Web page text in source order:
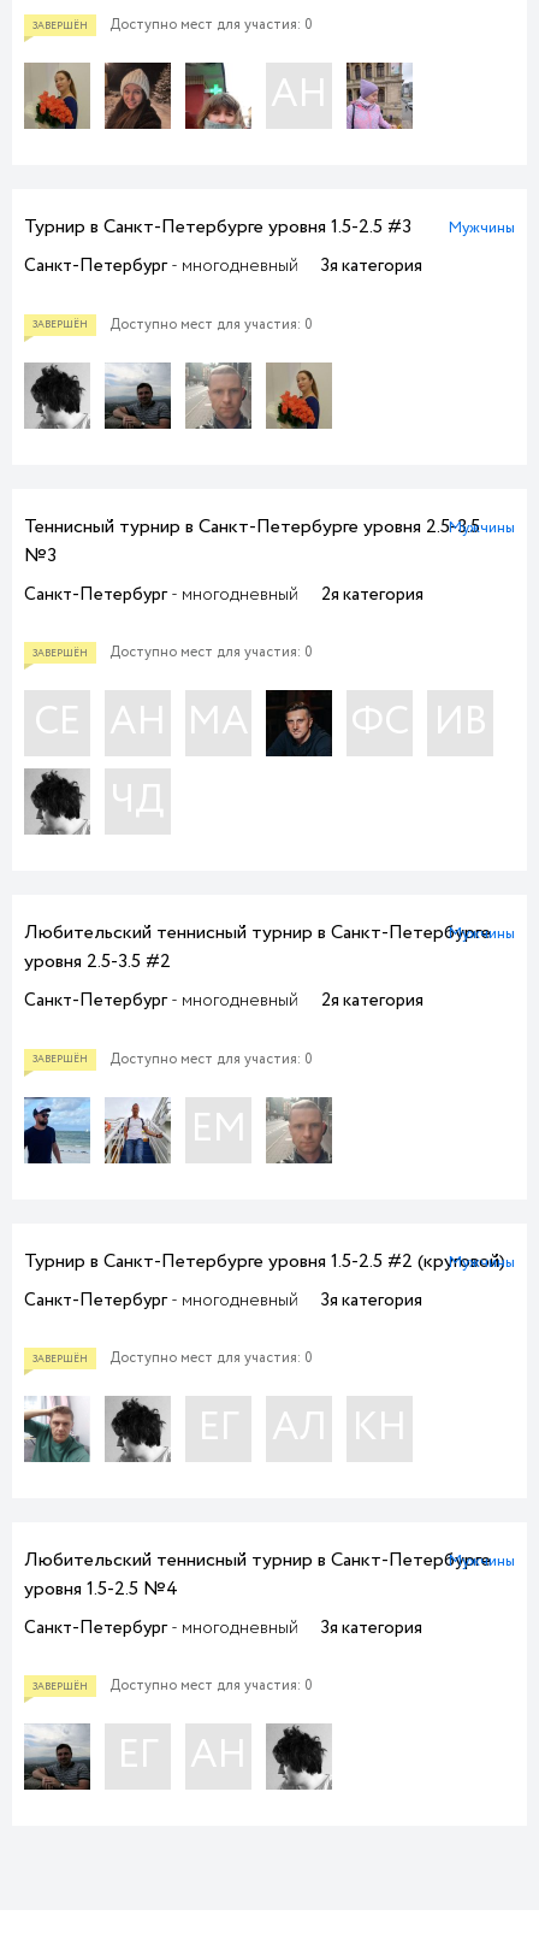
ПРИЕМ ЗАЯВОК
ЗАВЕРШЁН
Доступно мест для участия: 0
АН
Турнир в Санкт-Петербурге уровня 1.5-2.5 #3
Санкт-Петербург- многодневный 3я категория
Мужчины
Доступно мест для участия: 0
Теннисный турнир в Санкт-Петербурге уровня 2.5-3.5
№3
Санкт-Петербург- многодневный 2я категория
Мужчины
Доступно мест для участия: 0
СЕ АН МА ФС ИВ
ЧД
Любительский теннисный турнир в Санкт-Петербурге
уровня 2.5-3.5 #2
Санкт-Петербург- многодневный 2я категория
Мужчины
Доступно мест для участия: 0
ЕМ
Турнир в Санкт-Петербурге уровня 1.5-2.5 #2 (круговой)
Санкт-Петербург- многодневный 3я категория
Мужчины
Доступно мест для участия: 0
ЕГ АЛ КН
Любительский теннисный турнир в Санкт-Петербурге
уровня 1.5-2.5 №4
Санкт-Петербург- многодневный 3я категория
Мужчины
Доступно мест для участия: 0
ЕГ АН